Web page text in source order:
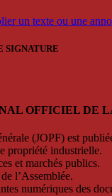
un texte ou une
SIGNATURE
OFFICIEL DE
(JOPF) est
propriété industrielle.
et marchés publics.
l’Assemblée.
numériques des